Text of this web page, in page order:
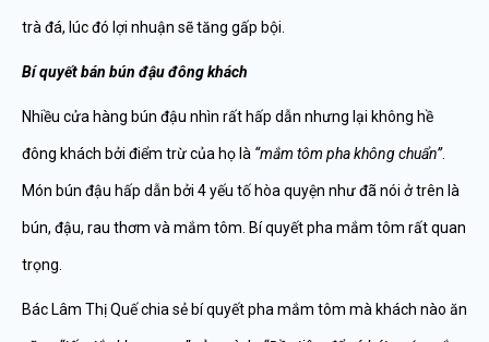
trà đá, lúc đó lợi nhuận sẽ tăng gấp bội.
Bí quyết bán bún đậu đông khách
Nhiều cửa hàng bún đậu nhìn rất hấp dẫn nhưng lại không hề
đông khách bởi điểm trừ của họ là “mắm tôm pha không chuẩn”.
Món bún đậu hấp dẫn bởi 4 yếu tố hòa quyện như đã nói ở trên là
bún, đậu, rau thơm và mắm tôm. Bí quyết pha mắm tôm rất quan
trọng.
Bác Lâm Thị Quế chia sẻ bí quyết pha mắm tôm mà khách nào ăn